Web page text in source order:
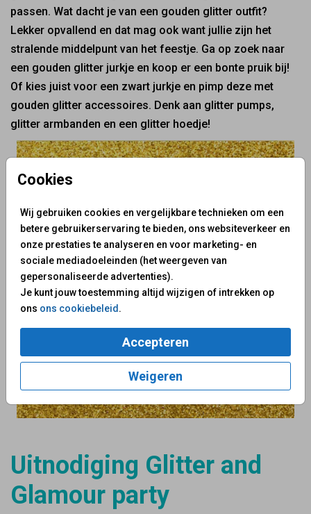
Cookies
Wij gebruiken cookies en vergelijkbare technieken om een
betere gebruikerservaring te bieden, ons websiteverkeer en
onze prestaties te analyseren en voor marketing- en
sociale mediadoeleinden (het weergeven van
gepersonaliseerde advertenties).
Je kunt jouw toestemming altijd wijzigen of intrekken op
ons ons cookiebeleid .
Accepteren
Weigeren
passen. Wat dacht je van een gouden glitter outfit?
Lekker opvallend en dat mag ook want jullie zijn het
stralende middelpunt van het feestje. Ga op zoek naar
een gouden glitter jurkje en koop er een bonte pruik bij!
Of kies juist voor een zwart jurkje en pimp deze met
gouden glitter accessoires. Denk aan glitter pumps,
glitter armbanden en een glitter hoedje!
Uitnodiging Glitter and
Glamour party